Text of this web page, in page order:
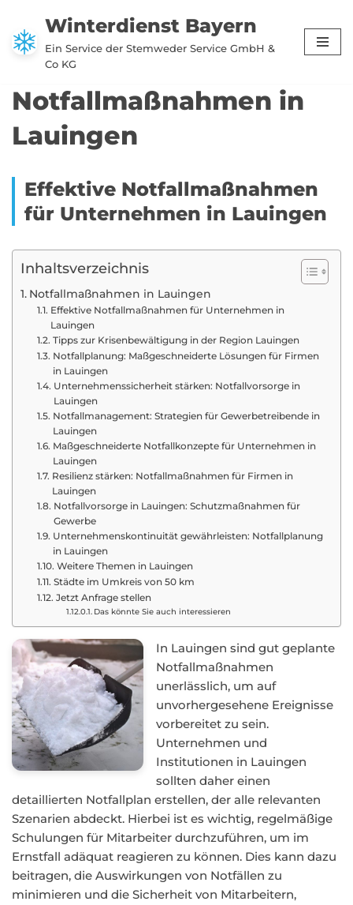
Zum
Inhalt
Winterdienst Bayern
Ein Service der Stemweder Service GmbH &
Co KG
Notfallmaßnahmen in
Lauingen
Effektive Notfallmaßnahmen
für Unternehmen in Lauingen
Inhaltsverzeichnis
Notfallmaßnahmen in Lauingen
Effektive Notfallmaßnahmen für Unternehmen in
Lauingen
Tipps zur Krisenbewältigung in der Region Lauingen
Notfallplanung: Maßgeschneiderte Lösungen für Firmen
in Lauingen
Unternehmenssicherheit stärken: Notfallvorsorge in
Lauingen
Notfallmanagement: Strategien für Gewerbetreibende in
Lauingen
Maßgeschneiderte Notfallkonzepte für Unternehmen in
Lauingen
Resilienz stärken: Notfallmaßnahmen für Firmen in
Lauingen
Notfallvorsorge in Lauingen: Schutzmaßnahmen für
Gewerbe
Unternehmenskontinuität gewährleisten: Notfallplanung
in Lauingen
Weitere Themen in Lauingen
Städte im Umkreis von 50 km
Jetzt Anfrage stellen
Das könnte Sie auch interessieren
In Lauingen sind gut geplante
Notfallmaßnahmen
unerlässlich, um auf
unvorhergesehene Ereignisse
vorbereitet zu sein.
Unternehmen und
Institutionen in Lauingen
sollten daher einen
detaillierten Notfallplan erstellen, der alle relevanten
Szenarien abdeckt. Hierbei ist es wichtig, regelmäßige
Schulungen für Mitarbeiter durchzuführen, um im
Ernstfall adäquat reagieren zu können. Dies kann dazu
beitragen, die Auswirkungen von Notfällen zu
minimieren und die Sicherheit von Mitarbeitern,